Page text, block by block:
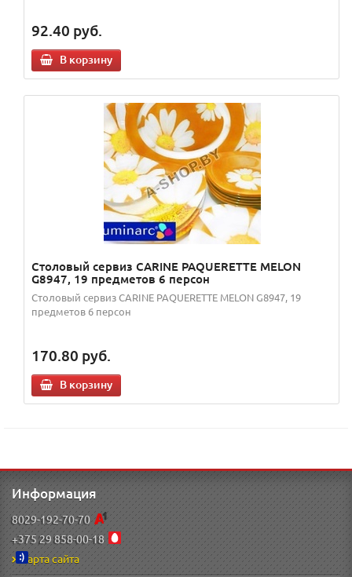
92.40 руб.
В корзину
Столовый сервиз CARINE PAQUERETTE MELON
G8947, 19 предметов 6 персон
Столовый сервиз CARINE PAQUERETTE MELON G8947, 19
предметов 6 персон
170.80 руб.
В корзину
Информация
8029-192-70-70
+375 29 858-00-18
Карта сайта